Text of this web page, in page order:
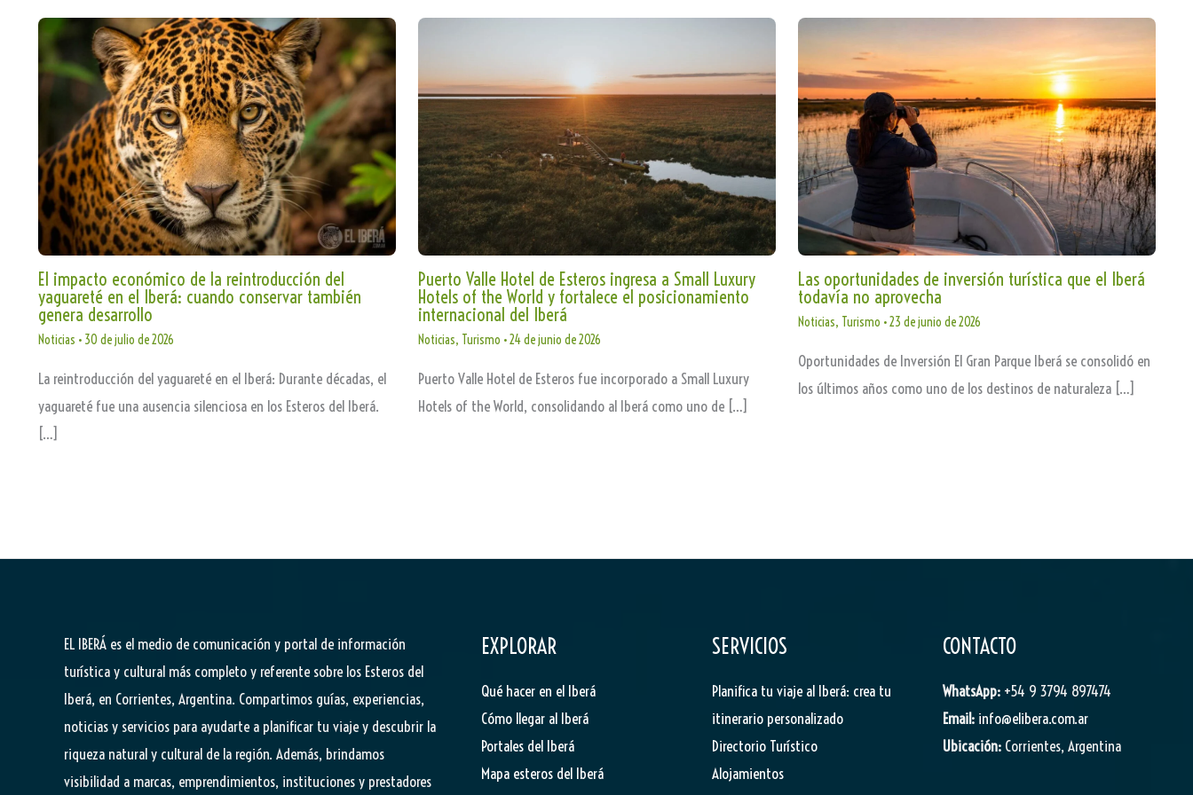
El impacto económico de la reintroducción del
yaguareté en el Iberá: cuando conservar también
genera desarrollo
Noticias • 30 de julio de 2026
La reintroducción del yaguareté en el Iberá: Durante décadas, el
yaguareté fue una ausencia silenciosa en los Esteros del Iberá.
[…]
Puerto Valle Hotel de Esteros ingresa a Small Luxury
Hotels of the World y fortalece el posicionamiento
internacional del Iberá
Noticias, Turismo •24 de junio de 2026
Puerto Valle Hotel de Esteros fue incorporado a Small Luxury
Hotels of the World, consolidando al Iberá como uno de […]
Las oportunidades de inversión turística que el Iberá
todavía no aprovecha
Noticias, Turismo •23 de junio de 2026
Oportunidades de Inversión El Gran Parque Iberá se consolidó en
los últimos años como uno de los destinos de naturaleza […]
EL IBERÁ es el medio de comunicación y portal de información
turística y cultural más completo y referente sobre los Esteros del
Iberá, en Corrientes, Argentina. Compartimos guías, experiencias,
noticias y servicios para ayudarte a planificar tu viaje y descubrir la
riqueza natural y cultural de la región. Además, brindamos
visibilidad a marcas, emprendimientos, instituciones y prestadores
EXPLORAR
Qué hacer en el Iberá
Cómo llegar al Iberá
Portales del Iberá
Mapa esteros del Iberá
SERVICIOS
Planifica tu viaje al Iberá: crea tu
itinerario personalizado
Directorio Turístico
Alojamientos
CONTACTO
WhatsApp: +54 9 3794 897474
Email: info@elibera.com.ar
Ubicación: Corrientes, Argentina